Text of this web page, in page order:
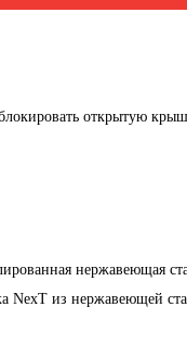
открытую
нержавеющая
NexT из нержавеющей